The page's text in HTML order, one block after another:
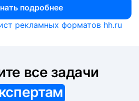
подробнее
рекламных форматов hh.ru